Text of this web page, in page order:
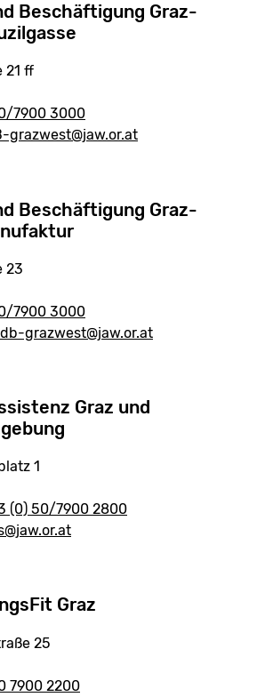
Beschäftigung Graz-
21 ff
7900 3000
grazwest@jaw.or.at
Beschäftigung Graz-
23
7900 3000
grazwest@jaw.or.at
Graz und
1
(0) 50/7900 2800
Graz
25
7900 2200